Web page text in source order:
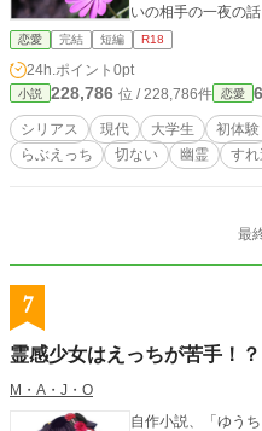
いの相手の一夜の
ベルズにも掲載中
材を使用させて頂い
恋愛 完結 短編 R18
24h.ポイント 0pt
小説 228,786 位 / 228,786件 恋愛
シリアス 現代 大学生 初体験
らぶえっち
切ない 幽霊 す
最
7
霊感少女はえっちが苦手！？
M・A・J・O
自作小説、「ゆう